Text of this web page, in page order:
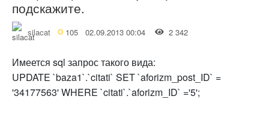
подскажите.
silacat 105 02.09.2013 00:04 2 342
Имеется sql запрос такого вида:
UPDATE `baza1`.`citati` SET `aforizm_post_ID` =
'34177563' WHERE `citati`.`aforizm_ID` ='5';